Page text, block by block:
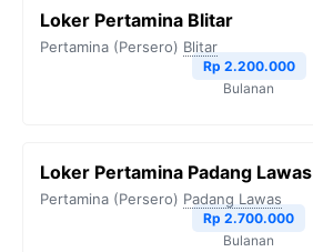
o
e
r
A
p
i
n
k
Loker Pertamina Blitar
Pertamina (Persero) Blitar
Rp 2.200.000
Bulanan
Loker Pertamina Padang Lawas
Pertamina (Persero) Padang Lawas
Rp 2.700.000
Bulanan